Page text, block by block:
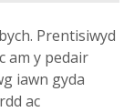
Prentisiwyd
am y pedair
iawn gyda
ac